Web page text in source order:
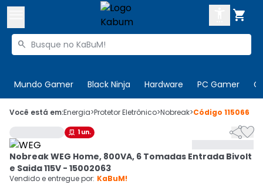

Buscar produtos

Mundo Gamer Black Ninja Hardware PC Gamer
 Olá. Acesse sua conta
 Departamentos
Cupons
CADASTRE-SE
Você está em:Energia>Protetor Eletrônico>Nobreak>Código 115066
 1 un. 
Nobreak WEG Home, 800VA, 6 Tomadas Entrada Bivolt
e Saida 115V - 15002063
Vendido e entregue por: KaBuM!